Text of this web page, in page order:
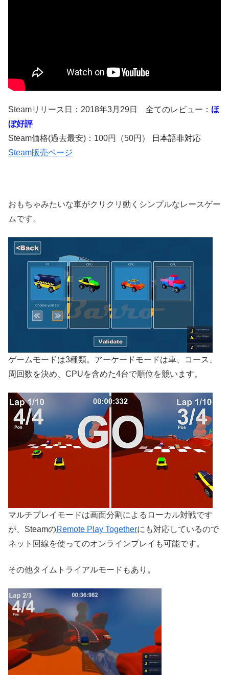
Steamリリース日：2018年3月29日 全てのレビュー： ほ
ぼ好評
Steam価格(過去最安)：100円（50円）
日本語非対応
Steam販売ページ
おもちゃみたいな車がクリクリ動くシンプルなレースゲー
ムです。
ゲームモードは3種類。アーケードモードは車、コース、
周回数を決め、CPUを含めた4台で順位を競います。
マルチプレイモードは画面分割によるローカル対戦です
が、SteamのRemote Play Togetherにも対応しているので
ネット回線を使ってのオンラインプレイも可能です。
その他タイムトライアルモードもあり。